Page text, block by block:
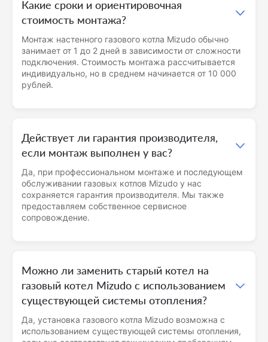
Какие сроки и ориентировочная
стоимость монтажа?
Монтаж настенного газового котла Mizudo обычно
занимает от 1 до 2 дней в зависимости от сложности
подключения. Стоимость монтажа рассчитывается
индивидуально, но в среднем начинается от 10 000
рублей.
Действует ли гарантия производителя,
если монтаж выполнен у вас?
Да, при профессиональном монтаже и последующем
обслуживании газовых котлов Mizudo у нас
сохраняется гарантия производителя. Мы также
предоставляем собственное сервисное
сопровождение.
Можно ли заменить старый котел на
газовый котел Mizudo с использованием
существующей системы отопления?
Да, установка газового котла Mizudo возможна с
использованием существующей системы отопления,